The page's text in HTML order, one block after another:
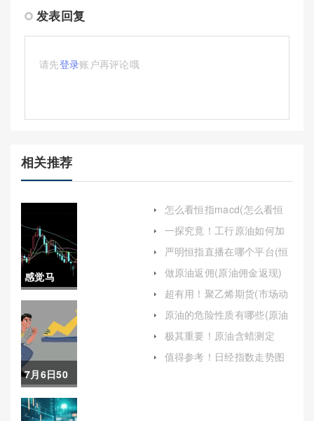
发表回复
请先登录账户再评论哦
相关推荐
感觉马
住！白银
期货保证
金计算
（有助于
及时调整
7月6日50
期权暴利
怎么看恒指macd(怎么看恒
指期货有资金布局)
一探究竟！工行原油如何加
杠杆(工行原油有杠杆吗)
严明恒指直播在哪个平台(恒
指在哪个平台直播)
做原油返佣(原油佣金返现)
超有用！聚乙烯期货(市场动
态与未来展望)
原油的危险性质有哪些(原油
的危险性质有哪些种类)
极其重要！原油含蜡测定
2011(原油含蜡量标准)
值得参考！日经指数走势图